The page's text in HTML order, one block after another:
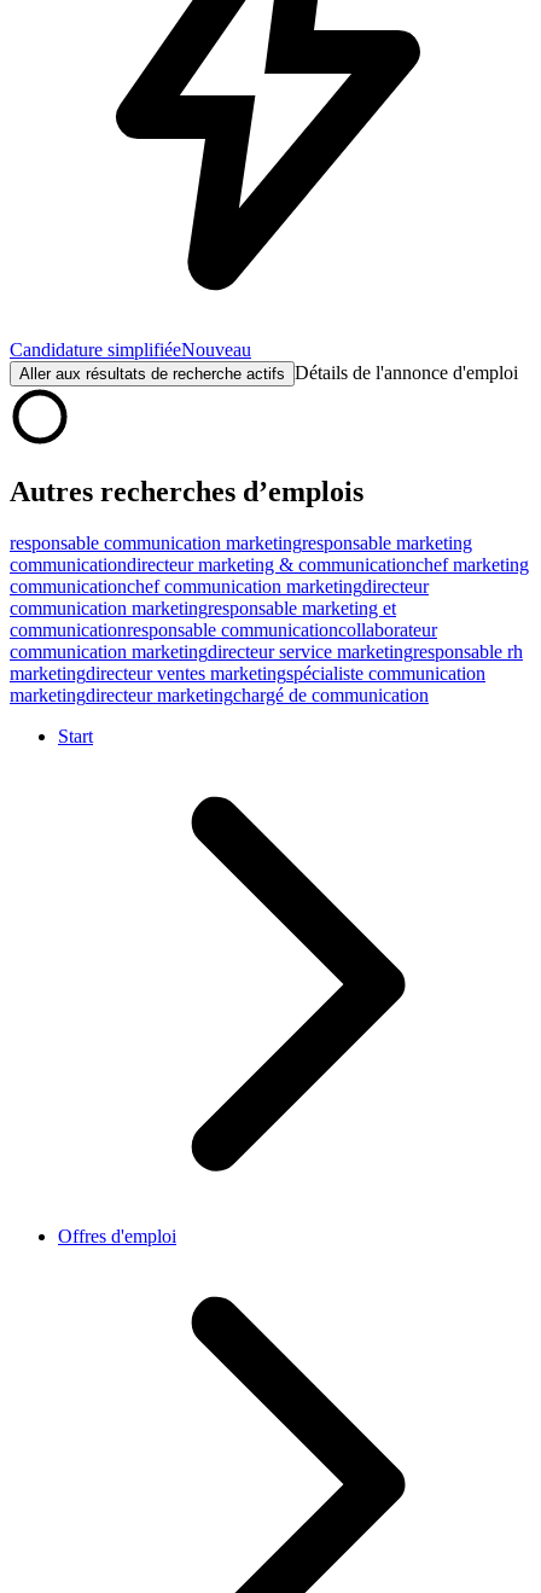
Candidature simplifiéeNouveau
Aller aux résultats de recherche actifs Détails de l'annonce d'emploi
Autres recherches d’emplois
responsable communication marketingresponsable marketing
communicationdirecteur marketing & communicationchef marketing
communicationchef communication marketingdirecteur
communication marketingresponsable marketing et
communicationresponsable communicationcollaborateur
communication marketingdirecteur service marketingresponsable rh
marketingdirecteur ventes marketingspécialiste communication
marketingdirecteur marketingchargé de communication
Start
Offres d'emploi